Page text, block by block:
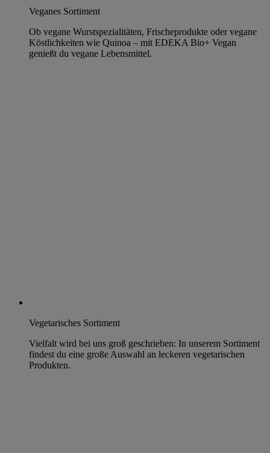
Veganes Sortiment
Ob vegane Wurstspezialitäten, Frischeprodukte oder vegane
Köstlichkeiten wie Quinoa – mit EDEKA Bio+ Vegan
genießt du vegane Lebensmittel.
Vegetarisches Sortiment
Vielfalt wird bei uns groß geschrieben: In unserem Sortiment
findest du eine große Auswahl an leckeren vegetarischen
Produkten.